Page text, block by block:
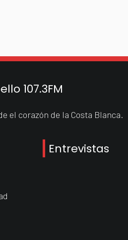
107.3FM
el corazón de la Costa Blanca.
Entrevistas